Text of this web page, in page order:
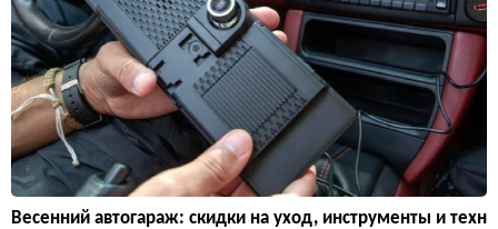
Весенний автогараж: скидки на уход, инструменты и техн